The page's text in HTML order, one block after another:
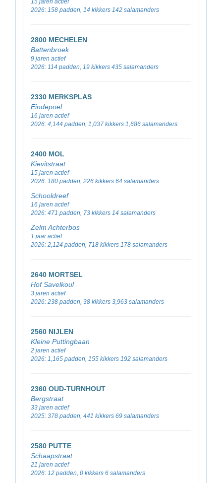
15 jaren actief
2026: 158 padden, 14 kikkers 142 salamanders
2800 MECHELEN
Battenbroek
9 jaren actief
2026: 114 padden, 19 kikkers 435 salamanders
2330 MERKSPLAS
Eindepoel
16 jaren actief
2026: 4,144 padden, 1,037 kikkers 1,686 salamanders
2400 MOL
Kievitstraat
15 jaren actief
2026: 180 padden, 226 kikkers 64 salamanders
Schooldreef
16 jaren actief
2026: 471 padden, 73 kikkers 14 salamanders
Zelm Achterbos
1 jaar actief
2026: 2,124 padden, 718 kikkers 178 salamanders
2640 MORTSEL
Hof Savelkoul
3 jaren actief
2026: 238 padden, 38 kikkers 3,963 salamanders
2560 NIJLEN
Kleine Puttingbaan
2 jaren actief
2026: 1,165 padden, 155 kikkers 192 salamanders
2360 OUD-TURNHOUT
Bergstraat
33 jaren actief
2025: 378 padden, 441 kikkers 69 salamanders
2580 PUTTE
Schaapstraat
21 jaren actief
2026: 12 padden, 0 kikkers 6 salamanders